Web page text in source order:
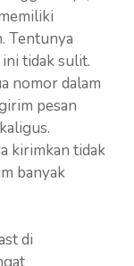
Tentunya
tidak sulit.
nomor dalam
pesan
kirimkan tidak
banyak
di